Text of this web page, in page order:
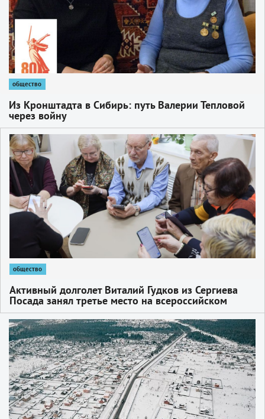
общество
Из Кронштадта в Сибирь: путь Валерии Тепловой
через войну
1
общество
Активный долголет Виталий Гудков из Сергиева
Посада занял третье место на всероссийском
конкурсе
1